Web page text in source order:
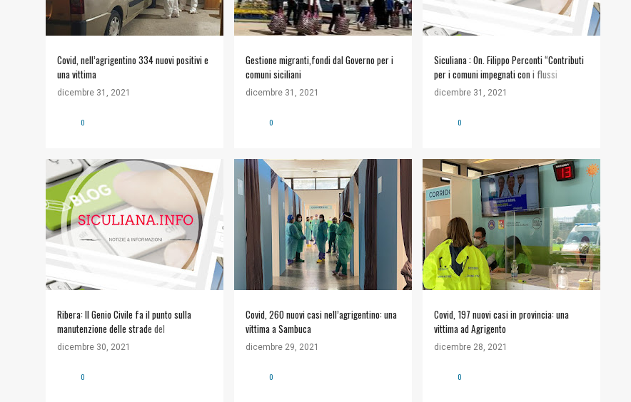
Covid, nell’agrigentino 334 nuovi positivi e
una vittima
dicembre 31, 2021
0
Gestione migranti,fondi dal Governo per i
comuni siciliani
dicembre 31, 2021
0
Siculiana : On. Filippo Perconti “Contributi
per i comuni impegnati con i flussi
migratori”
dicembre 31, 2021
0
Ribera: Il Genio Civile fa il punto sulla
manutenzione delle strade del
comprensorio e della provincia
dicembre 30, 2021
0
Covid, 260 nuovi casi nell’agrigentino: una
vittima a Sambuca
dicembre 29, 2021
0
Covid, 197 nuovi casi in provincia: una
vittima ad Agrigento
dicembre 28, 2021
0